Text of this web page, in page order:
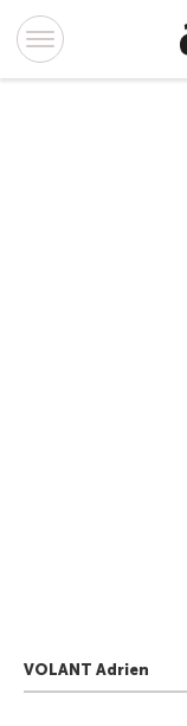
VOLANT Adrien